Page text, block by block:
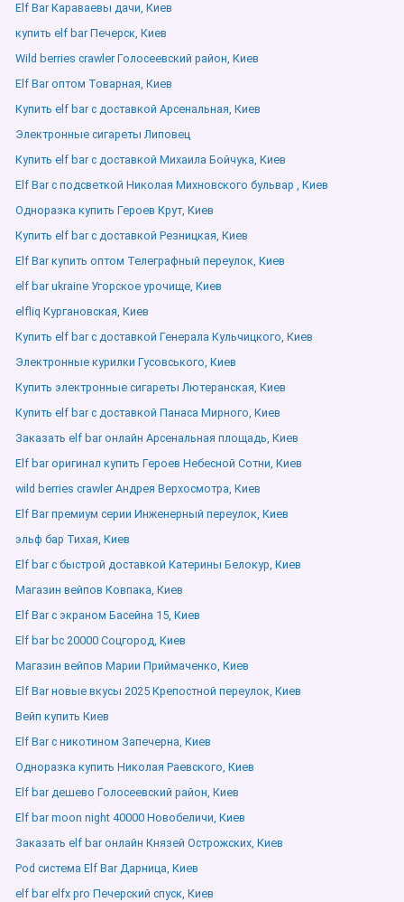
Elf Bar Караваевы дачи, Киев
купить elf bar Печерск, Киев
Wild berries crawler Голосеевский район, Киев
Elf Bar оптом Товарная, Киев
Купить elf bar с доставкой Арсенальная, Киев
Электронные сигареты Липовец
Купить elf bar с доставкой Михаила Бойчука, Киев
Elf Bar с подсветкой Николая Михновского бульвар , Киев
Одноразка купить Героев Крут, Киев
Купить elf bar с доставкой Резницкая, Киев
Elf Bar купить оптом Телеграфный переулок, Киев
elf bar ukraine Угорское урочище, Киев
elfliq Кургановская, Киев
Купить elf bar с доставкой Генерала Кульчицкого, Киев
Электронные курилки Гусовського, Киев
Купить электронные сигареты Лютеранская, Киев
Купить elf bar с доставкой Панаса Мирного, Киев
Заказать elf bar онлайн Арсенальная площадь, Киев
Elf bar оригинал купить Героев Небесной Сотни, Киев
wild berries crawler Андрея Верхосмотра, Киев
Elf Bar премиум серии Инженерный переулок, Киев
эльф бар Тихая, Киев
Elf bar с быстрой доставкой Катерины Белокур, Киев
Магазин вейпов Ковпака, Киев
Elf Bar с экраном Басейна 15, Киев
Elf bar bc 20000 Соцгород, Киев
Магазин вейпов Марии Приймаченко, Киев
Elf Bar новые вкусы 2025 Крепостной переулок, Киев
Вейп купить Киев
Elf Bar с никотином Запечерна, Киев
Одноразка купить Николая Раевского, Киев
Elf bar дешево Голосеевский район, Киев
Elf bar moon night 40000 Новобеличи, Киев
Заказать elf bar онлайн Князей Острожских, Киев
Pod система Elf Bar Дарница, Киев
elf bar elfx pro Печерский спуск, Киев